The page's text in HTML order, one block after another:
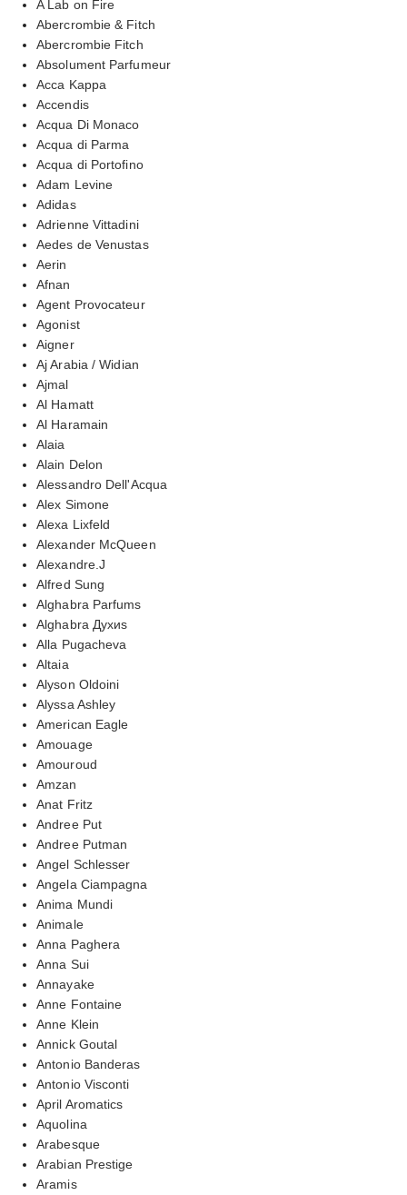
A Lab on Fire
Abercrombie & Fitch
Abercrombie Fitch
Absolument Parfumeur
Acca Kappa
Accendis
Acqua Di Monaco
Acqua di Parma
Acqua di Portofino
Adam Levine
Adidas
Adrienne Vittadini
Aedes de Venustas
Aerin
Afnan
Agent Provocateur
Agonist
Aigner
Aj Arabia / Widian
Ajmal
Al Hamatt
Al Haramain
Alaia
Alain Delon
Alessandro Dell'Acqua
Alex Simone
Alexa Lixfeld
Alexander McQueen
Alexandre.J
Alfred Sung
Alghabra Parfums
Alghabra Духиs
Alla Pugacheva
Altaia
Alyson Oldoini
Alyssa Ashley
American Eagle
Amouage
Amouroud
Amzan
Anat Fritz
Andree Put
Andree Putman
Angel Schlesser
Angela Ciampagna
Anima Mundi
Animale
Anna Paghera
Anna Sui
Annayake
Anne Fontaine
Anne Klein
Annick Goutal
Antonio Banderas
Antonio Visconti
April Aromatics
Aquolina
Arabesque
Arabian Prestige
Aramis